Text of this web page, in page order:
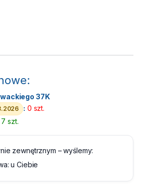
37K
: 0 szt.
7 szt.
zewnętrznym – wyślemy:
u Ciebie